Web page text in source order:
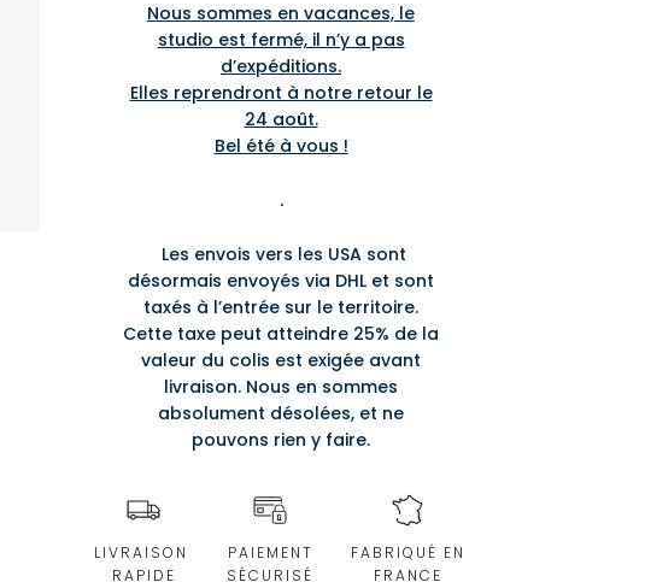
Nous sommes en vacances, le
studio est fermé, il n’y a pas
d’expéditions.
Elles reprendront à notre retour le
24 août.
Bel été à vous !
.
Les envois vers les USA sont
désormais envoyés via DHL et sont
taxés à l’entrée sur le territoire.
Cette taxe peut atteindre 25% de la
valeur du colis est exigée avant
livraison. Nous en sommes
absolument désolées, et ne
pouvons rien y faire.
LIVRAISON
RAPIDE
PAIEMENT
SÉCURISÉ
FABRIQUÉ EN
FRANCE